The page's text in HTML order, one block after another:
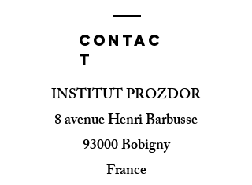
Contac
t
INSTITUT PROZDOR
8 avenue Henri Barbusse
93000 Bobigny
France